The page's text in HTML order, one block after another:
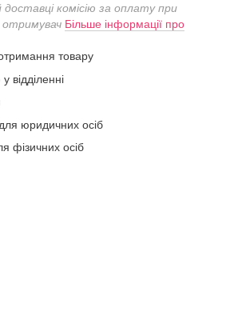
комісію за оплату при
отримувач Більше інформації про
товару
відділенні
юридичних осіб
фізичних осіб